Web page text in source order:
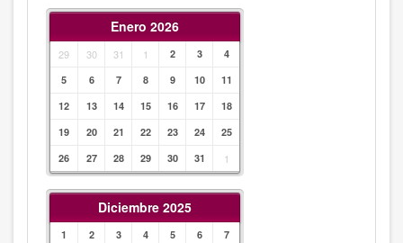
Enero 2026
29 30 31 1 2 3
4
5
6 7 8 9 10
11
12
13 14 15 16 17
18
19
20 21 22 23 24
25
26
27 28 29 30 31 1
Diciembre 2025
1 2 3 4 5 6
7